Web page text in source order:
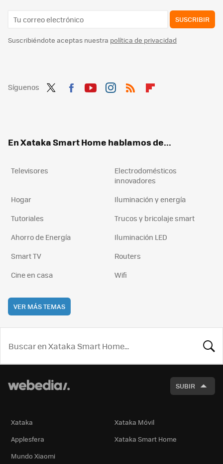
SUSCRIBIR
Suscribiéndote aceptas nuestra política de privacidad
Síguenos
En Xataka Smart Home hablamos de...
Televisores
Electrodomésticos
innovadores
Hogar
Iluminación y energía
Tutoriales
Trucos y bricolaje smart
Ahorro de Energía
Iluminación LED
Smart TV
Routers
Cine en casa
Wifi
VER MÁS TEMAS
SUBIR
Xataka
Xataka Móvil
Applesfera
Xataka Smart Home
Mundo Xiaomi